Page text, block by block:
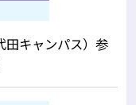
田キャンパス）参